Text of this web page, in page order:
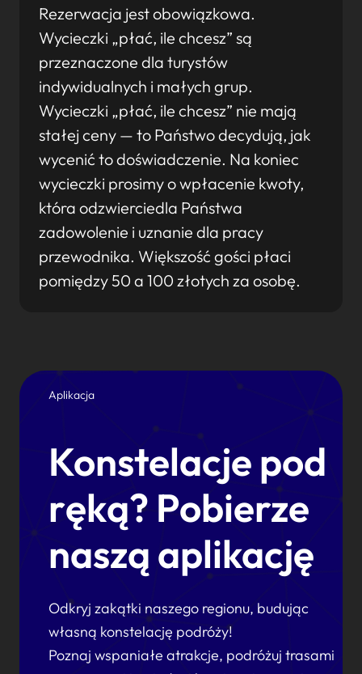
Rezerwacja jest obowiązkowa.
Wycieczki „płać, ile chcesz” są
przeznaczone dla turystów
indywidualnych i małych grup.
Wycieczki „płać, ile chcesz” nie mają
stałej ceny — to Państwo decydują, jak
wycenić to doświadczenie. Na koniec
wycieczki prosimy o wpłacenie kwoty,
która odzwierciedla Państwa
zadowolenie i uznanie dla pracy
przewodnika. Większość gości płaci
pomiędzy 50 a 100 złotych za osobę.
Aplikacja
Konstelacje pod
ręką? Pobierze
naszą aplikację
Odkryj zakątki naszego regionu, budując
własną konstelację podróży!
Poznaj wspaniałe atrakcje, podróżuj trasami